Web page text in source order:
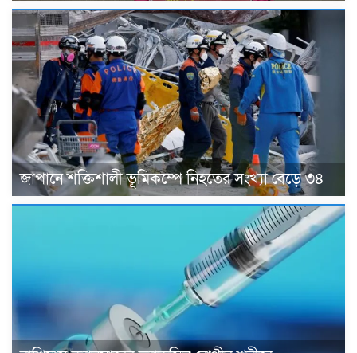
জাপানে শক্তিশালী ভূমিকম্পে নিহতের সংখ্যা বেড়ে ৩৪